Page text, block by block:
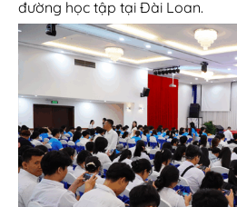
đường học tập tại Đài Loan.